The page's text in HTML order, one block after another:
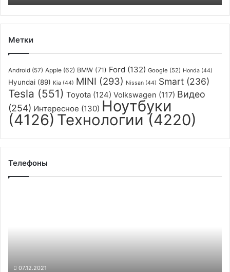
Метки
Android (57) Apple (62) BMW (71) Ford (132) Google (52) Honda (44)
Hyundai (89) Kia (44) MINI (293) Nissan (44) Smart (236)
Tesla (551) Toyota (124) Volkswagen (117) Видео
(254) Интересное (130) Ноутбуки
(4126) Технологии (4220)
Телефоны
07.12.2021